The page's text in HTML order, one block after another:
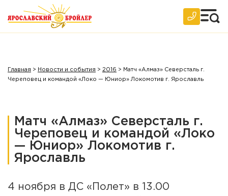
Главная > Новости и события > 2016 > Матч «Алмаз» Северсталь г.
Череповец и командой «Локо — Юниор» Локомотив г. Ярославль
Матч «Алмаз» Северсталь г.
Череповец и командой «Локо
— Юниор» Локомотив г.
Ярославль
4 ноября в ДС «Полет» в 13.00